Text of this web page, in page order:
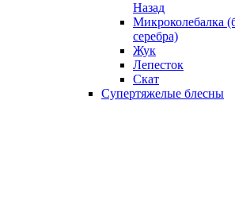
Назад
Микроколебалка
серебра)
Жук
Лепесток
Скат
Супертяжелые блесны